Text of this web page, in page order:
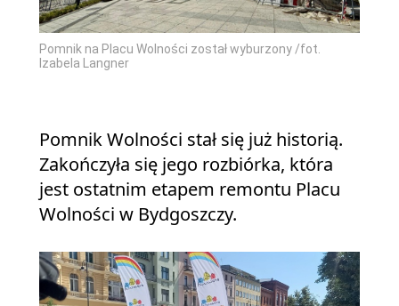
Pomnik na Placu Wolności został wyburzony /fot.
Izabela Langner
Pomnik Wolności stał się już historią.
Zakończyła się jego rozbiórka, która
jest ostatnim etapem remontu Placu
Wolności w Bydgoszczy.